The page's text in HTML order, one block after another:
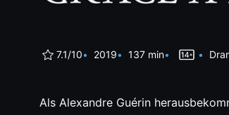
7.1/10 2019 137 min
Als Alexandre Guérin